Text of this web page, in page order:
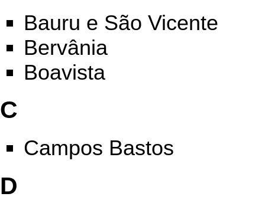
Bauru e São Vicente
Bervânia
Boavista
C
Campos Bastos
D